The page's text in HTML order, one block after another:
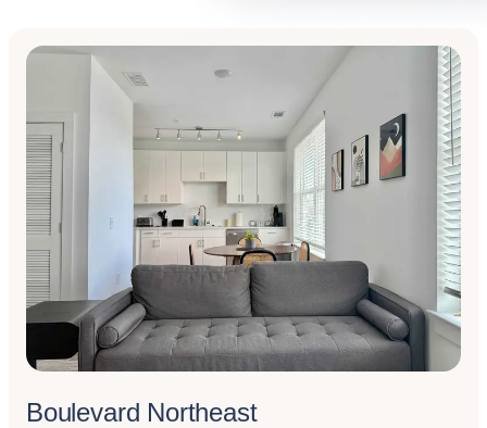
Boulevard Northeast